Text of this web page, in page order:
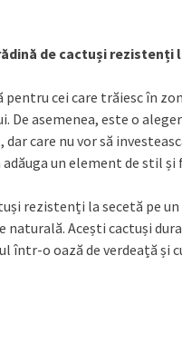
de cactuși rezistenți
cei care trăiesc în
De asemenea, este o
dar care nu vor să
un element de stil
rezistenți la secetă pe
Acești cactuși
o oază de verdeață și